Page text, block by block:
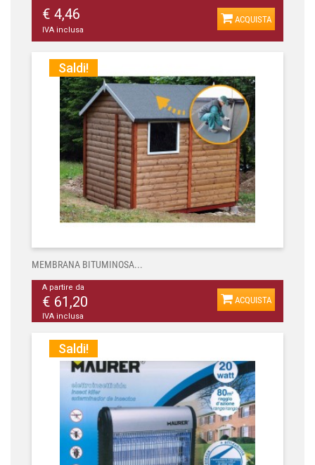
€ 4,46
IVA inclusa
ACQUISTA
Saldi!
MEMBRANA BITUMINOSA...
A partire da
€ 61,20
IVA inclusa
ACQUISTA
Saldi!